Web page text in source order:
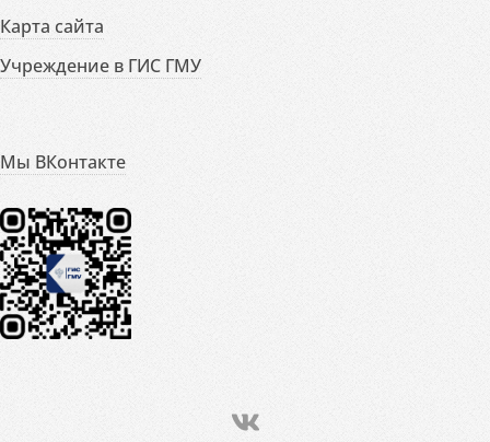
Карта сайта
Учреждение в ГИС ГМУ
Мы ВКонтакте